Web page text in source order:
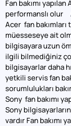
Fan bakımı
performanslı olur
Acer fan bakımları
müesseseye ait
bilgisayara uzun
ilgili bilmediğiniz
bilgisayarlar daha
yetkili servis fan
sorumlulukları
Sony fan bakımı
Sony
vardır Fan bakımı